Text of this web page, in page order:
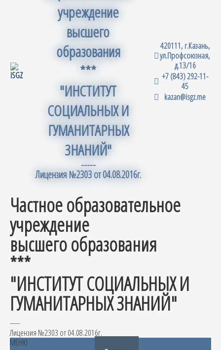
учреждение
высшего
образования
***
"ИНСТИТУТ
СОЦИАЛЬНЫХ И
ГУМАНИТАРНЫХ
ЗНАНИЙ"
-----
Лицензия №2303 от 04.08.2016г.
420111, г.Казань,
ул.Профсоюзная,
д.13/16
+7 (843) 292-11-
45
kazan@isgz.me
Частное образовательное
учреждение
высшего образования
***
"ИНСТИТУТ СОЦИАЛЬНЫХ И
ГУМАНИТАРНЫХ ЗНАНИЙ"
-----
Лицензия №2303 от 04.08.2016г.
МЕНЮ